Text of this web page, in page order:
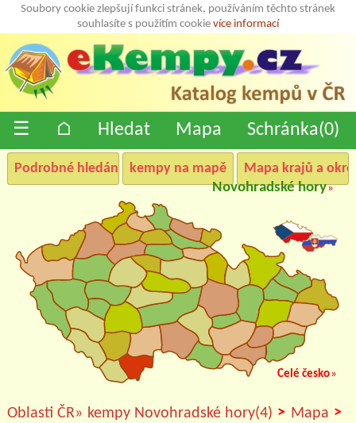
Soubory cookie zlepšují funkci stránek, používáním těchto stránek
souhlasíte s použitím cookie více informací
☰ ⌂ Hledat Mapa Schránka(0)
Podrobné hledání kempy na mapě
Mapa krajů a
Novohradské hory»
Celé česko»
Oblasti ČR» kempy Novohradské hory(4) > Mapa >